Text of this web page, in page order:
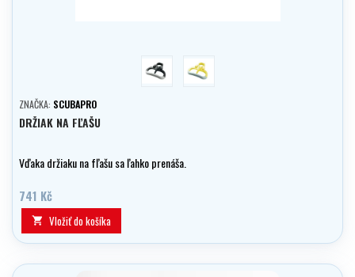
černé žluté
ZNAČKA: SCUBAPRO
DRŽIAK NA FĽAŠU
Vďaka držiaku na fľašu sa ľahko prenáša.
741 Kč
 Vložiť do košíka